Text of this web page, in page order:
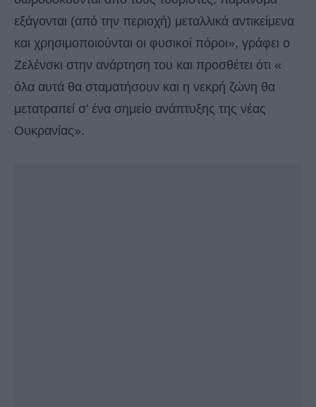
εξάγονται (από την περιοχή) μεταλλικά αντικείμενα
και χρησιμοποιούνται οι φυσικοί πόροι», γράφει ο
Ζελένσκι στην ανάρτηση του και προσθέτει ότι «
όλα αυτά θα σταματήσουν και η νεκρή ζώνη θα
μετατραπεί σ’ ένα σημείο ανάπτυξης της νέας
Ουκρανίας».